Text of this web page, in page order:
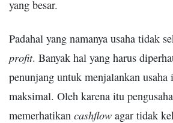
yang besar.
Padahal yang namanya usaha tidak
profit. Banyak hal yang harus
penunjang untuk menjalankan
maksimal. Oleh karena itu
memerhatikan cashflow agar tidak